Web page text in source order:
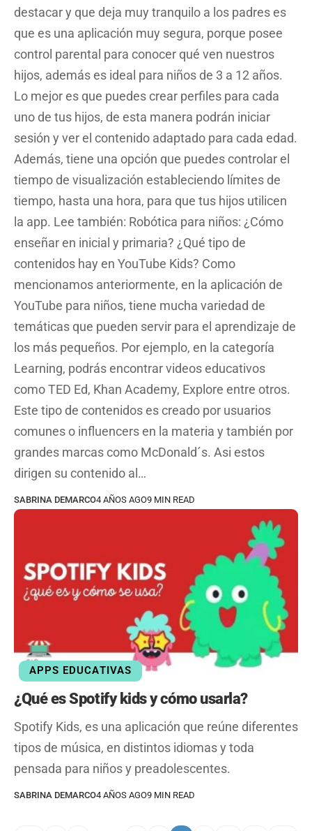
destacar y que deja muy tranquilo a los padres es
que es una aplicación muy segura, porque posee
control parental para conocer qué ven nuestros
hijos, además es ideal para niños de 3 a 12 años.
Lo mejor es que puedes crear perfiles para cada
uno de tus hijos, de esta manera podrán iniciar
sesión y ver el contenido adaptado para cada edad.
Además, tiene una opción que puedes controlar el
tiempo de visualización estableciendo límites de
tiempo, hasta una hora, para que tus hijos utilicen
la app. Lee también: Robótica para niños: ¿Cómo
enseñar en inicial y primaria? ¿Qué tipo de
contenidos hay en YouTube Kids? Como
mencionamos anteriormente, en la aplicación de
YouTube para niños, tiene mucha variedad de
temáticas que pueden servir para el aprendizaje de
los más pequeños. Por ejemplo, en la categoría
Learning, podrás encontrar videos educativos
como TED Ed, Khan Academy, Explore entre otros.
Este tipo de contenidos es creado por usuarios
comunes o influencers en la materia y también por
grandes marcas como McDonald´s. Asi estos
dirigen su contenido al…
SABRINA DEMARCO4 AÑOS AGO9 MIN READ
APPS EDUCATIVAS
¿Qué es Spotify kids y cómo usarla?
Spotify Kids, es una aplicación que reúne diferentes
tipos de música, en distintos idiomas y toda
pensada para niños y preadolescentes.
SABRINA DEMARCO4 AÑOS AGO9 MIN READ